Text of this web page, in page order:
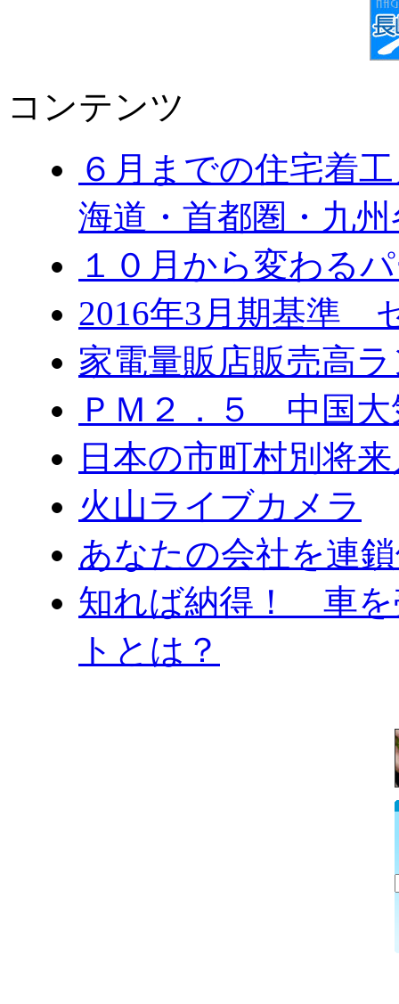
コンテンツ
６月までの住宅着
海道・首都圏・九
１０月から変わ
2016年3月期基準
家電量販店販売高
ＰＭ２．５ 中国大
日本の市町村別将
火山ライブカメラ
あなたの会社を連
知れば納得！ 車を
トとは？